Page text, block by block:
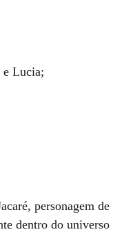
e Lucia;
personagem de
dentro do universo